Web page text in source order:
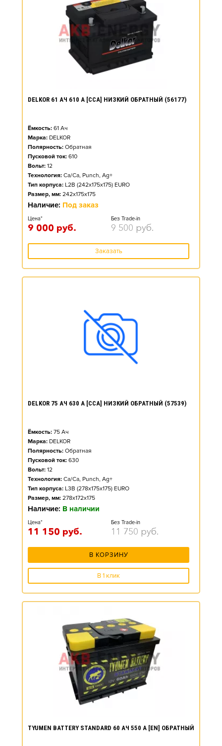
DELKOR 61 АЧ 610 А [CCA] НИЗКИЙ ОБРАТНЫЙ (56177)
Ёмкость: 61 Ач
Марка: DELKOR
Полярность: Обратная
Пусковой ток: 610
Вольт: 12
Технология: Ca/Ca, Punch, Ag+
Тип корпуса: L2B (242x175x175) EURO
Размер, мм: 242x175x175
Наличие: Под заказ
Цена*
9 000 руб.
Без Trade-in
9 500 руб.
Заказать
DELKOR 75 АЧ 630 А [CCA] НИЗКИЙ ОБРАТНЫЙ (57539)
Ёмкость: 75 Ач
Марка: DELKOR
Полярность: Обратная
Пусковой ток: 630
Вольт: 12
Технология: Ca/Ca, Punch, Ag+
Тип корпуса: L3B (278x175x175) EURO
Размер, мм: 278x172x175
Наличие: В наличии
Цена*
11 150 руб.
Без Trade-in
11 750 руб.
В КОРЗИНУ
В 1 клик
TYUMEN BATTERY STANDARD 60 АЧ 550 А [EN] ОБРАТНЫЙ